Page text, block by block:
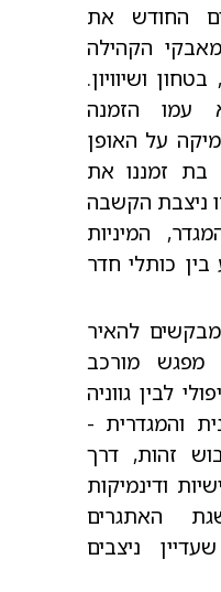
החודש את
הקהילה
ושיוויון.
עמו הזמנה
על האופן
בת זמננו את
ניצבת הקשבה
המיניות
כותלי חדר
להאיר
מפגש מורכב
לבין גווניה
והמגדרית -
זהות, דרך
ודינמיקות
האתגרים
ניצבים